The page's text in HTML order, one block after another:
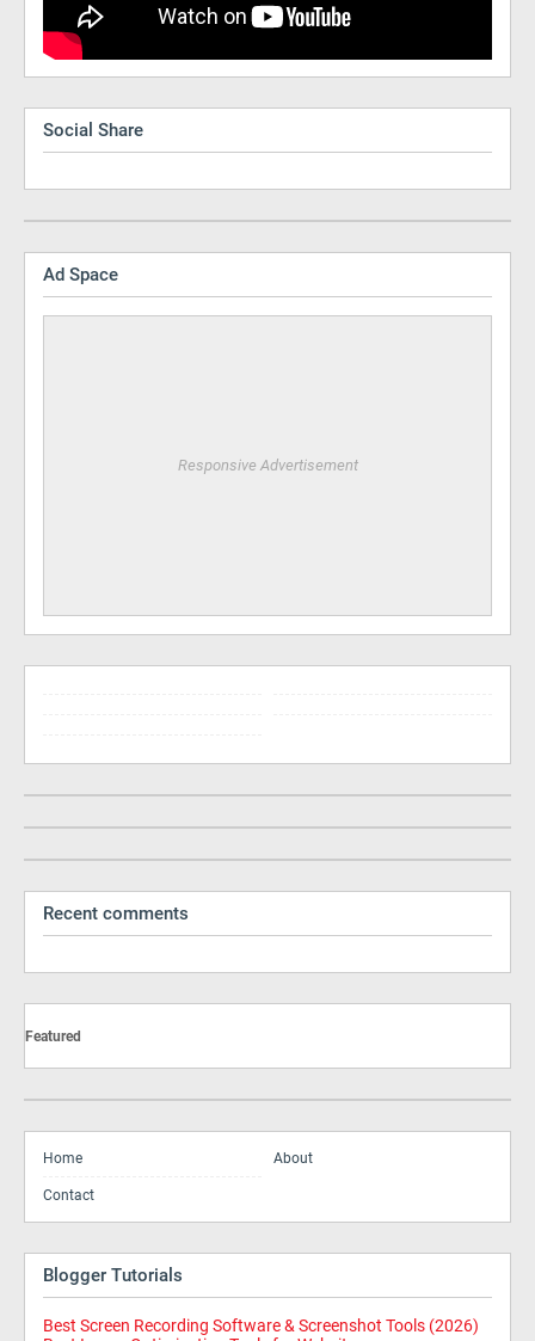
Social Share
Ad Space
Responsive Advertisement
Recent comments
Featured
Home About
Contact
Blogger Tutorials
Best Screen Recording Software & Screenshot Tools (2026)